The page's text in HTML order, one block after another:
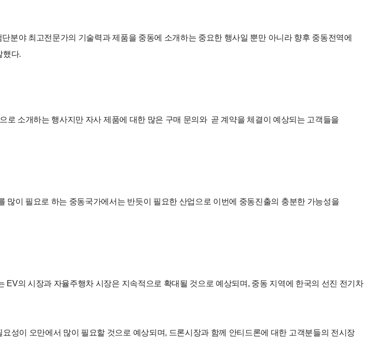
분야 최고전문가의 기술력과 제품을 중동에 소개하는 중요한 행사일 뿐만 아니라 향후 중동전역에
했다.
소개하는 행사지만 자사 제품에 대한 많은 구매 문의와 곧 계약을 체결이 예상되는 고객들을
이 필요로 하는 중동국가에서는 반듯이 필요한 산업으로 이번에 중동진출의 충분한 가능성을
의 시장과 자율주행차 시장은 지속적으로 확대될 것으로 예상되며, 중동 지역에 한국의 선진 전기차
성이 오만에서 많이 필요할 것으로 예상되며, 드론시장과 함께 안티드론에 대한 고객분들의 전시장